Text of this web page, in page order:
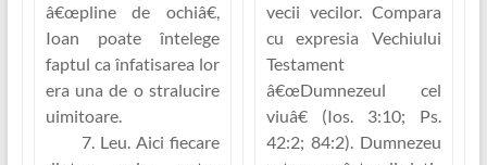
â€œpline de ochiâ€,
Ioan poate întelege
faptul ca înfatisarea lor
era una de o stralucire
uimitoare.
7. Leu. Aici fiecare
vecii vecilor.Compara
cu expresia Vechiului
Testament
â€œDumnezeul cel
viuâ€ (Ios. 3:10; Ps.
42:2; 84:2). Dumnezeu